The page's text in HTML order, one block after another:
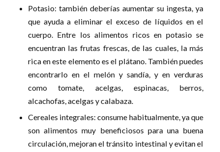
Potasio: también deberías aumentar su ingesta, ya
que ayuda a eliminar el exceso de líquidos en el
cuerpo. Entre los alimentos ricos en potasio se
encuentran las frutas frescas, de las cuales, la más
rica en este elemento es el plátano. También puedes
encontrarlo en el melón y sandía, y en verduras
como tomate, acelgas, espinacas, berros,
alcachofas, acelgas y calabaza.
Cereales integrales: consume habitualmente, ya que
son alimentos muy beneficiosos para una buena
circulación, mejoran el tránsito intestinal y evitan el